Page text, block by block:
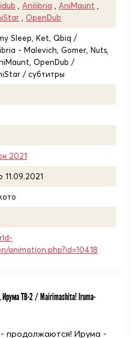
Anilibria AniMaunt
OpenDub
Sleep, Ket, Qbiq /
- Malevich, Gomer, Nuts,
OpenDub /
/ субтитры
2021
11.09.2021
animation.php?id=10418
Ирума ТВ-2 / Mairimashita! Iruma-
продолжаются! Ирума -